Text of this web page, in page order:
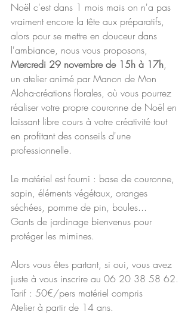
Noël c'est dans 1 mois mais on n'a pas
vraiment encore la tête aux préparatifs,
alors pour se mettre en douceur dans
l'ambiance, nous vous proposons,
Mercredi 29 novembre de 15h à 17h,
un atelier animé par Manon de Mon
Aloha-créations florales, où vous pourrez
réaliser votre propre couronne de Noël en
laissant libre cours à votre créativité tout
en profitant des conseils d'une
professionnelle.
Le matériel est fourni : base de couronne,
sapin, éléments végétaux, oranges
séchées, pomme de pin, boules...
Gants de jardinage bienvenus pour
protéger les mimines.
Alors vous êtes partant, si oui, vous avez
juste à vous inscrire au 06 20 38 58 62.
Tarif : 50€/pers matériel compris
Atelier à partir de 14 ans.